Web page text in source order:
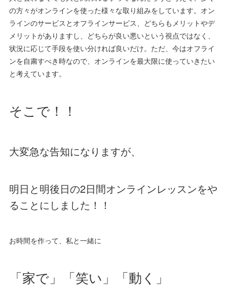
の方々がオンラインを使った様々な取り組みをしています。オン
ラインのサービスとオフラインサービス、どちらもメリットやデ
メリットがありますし、どちらが良い悪いという視点ではなく、
状況に応じて手段を使い分ければ良いだけ。ただ、今はオフライ
ンを自粛すべき時なので、オンラインを最大限に使っていきたい
と考えています。
そこで！！
大変急な告知になりますが、
明日と明後日の2日間オンラインレッスンをや
ることにしました！！
お時間を作って、私と一緒に
「家で」「笑い」「動く」